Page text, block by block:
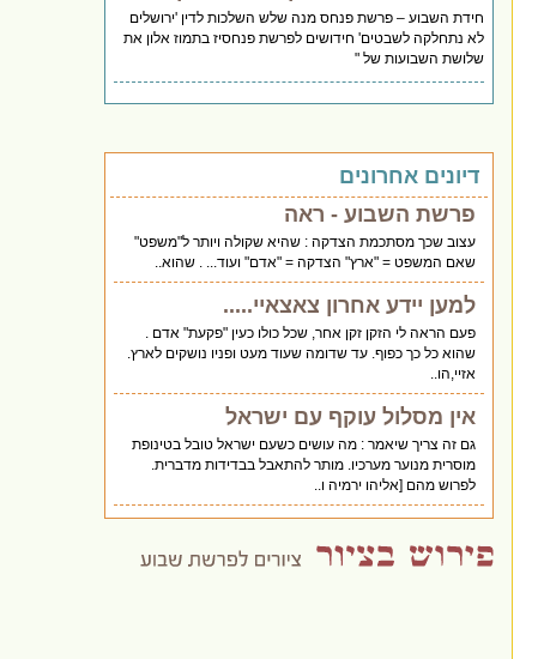
חידת השבוע – פרשת פנחס מנה שלש השלכות לדין 'ירושלים
לא נתחלקה לשבטים' חידושים לפרשת פנחסיז בתמוז אלון את
שלושת השבועות של "
דיונים אחרונים
פרשת השבוע - ראה
עצוב שכך מסתכמת הצדקה : שהיא שקולה ויותר ל"משפט"
שאם המשפט = "ארץ" הצדקה = "אדם" ועוד... . שהוא..
למען יידע אחרון צאצאיי.....
פעם הראה לי הזקן זקן אחר, שכל כולו כעין "פקעת" אדם .
שהוא כל כך כפוף. עד שדומה שעוד מעט ופניו נושקים לארץ.
אזיי,הו..
אין מסלול עוקף עם ישראל
גם זה צריך שיאמר : מה עושים כשעם ישראל טובל בטינופת
מוסרית מנוער מערכיו. מותר להתאבל בבדידות מדברית.
לפרוש מהם [אליהו ירמיה ו..